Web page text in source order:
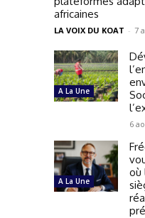
africaines
LA VOIX DU KOAT - 7
A La Une
6
A La Une
où